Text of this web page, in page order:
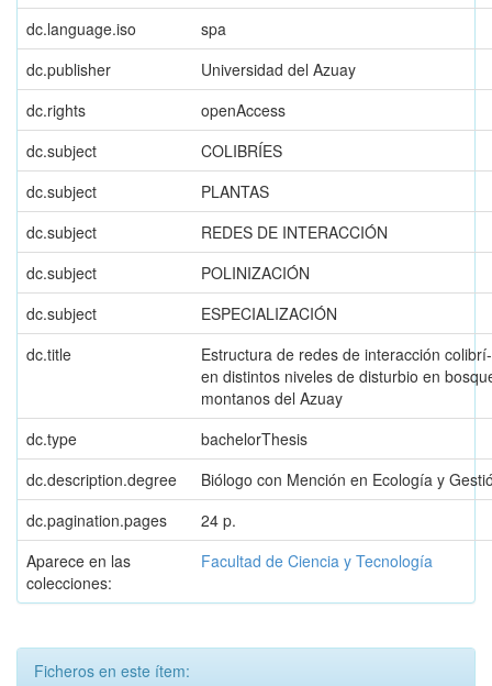
dc.language.iso
spa
dc.publisher
Universidad del Azuay
dc.rights
openAccess
dc.subject
COLIBRÍES
dc.subject
PLANTAS
dc.subject
REDES DE INTERACCIÓN
dc.subject
POLINIZACIÓN
dc.subject
ESPECIALIZACIÓN
dc.title
Estructura de redes de interacción
en distintos niveles de disturbio en
montanos del Azuay
dc.type
bachelorThesis
dc.description.degree
Biólogo con Mención en Ecología y
dc.pagination.pages
24 p.
Aparece en las
colecciones:
Facultad de Ciencia y Tecnología
Ficheros en este ítem: